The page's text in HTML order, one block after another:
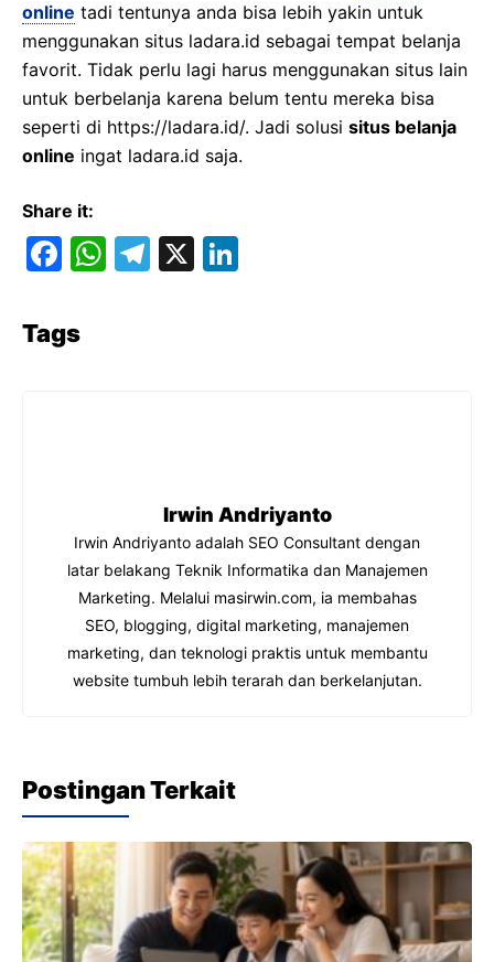
online tadi tentunya anda bisa lebih yakin untuk
menggunakan situs ladara.id sebagai tempat belanja
favorit. Tidak perlu lagi harus menggunakan situs lain
untuk berbelanja karena belum tentu mereka bisa
seperti di https://ladara.id/. Jadi solusi situs belanja
online ingat ladara.id saja.
Share it:
F
c
e
W T
X
Tags
Irwin Andriyanto
Irwin Andriyanto adalah SEO Consultant dengan
latar belakang Teknik Informatika dan Manajemen
Marketing. Melalui masirwin.com, ia membahas
SEO, blogging, digital marketing, manajemen
marketing, dan teknologi praktis untuk membantu
website tumbuh lebih terarah dan berkelanjutan.
Postingan Terkait